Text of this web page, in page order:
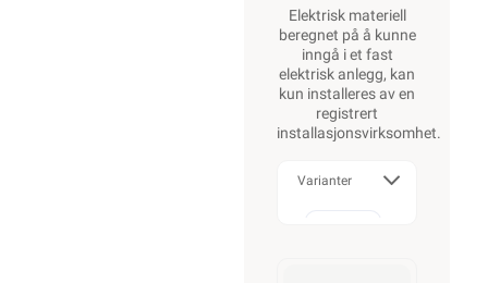
Elektrisk materiell
beregnet på å kunne
inngå i et fast
elektrisk anlegg, kan
kun installeres av en
registrert
installasjonsvirksomhet.
Varianter